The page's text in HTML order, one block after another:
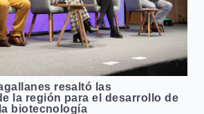
resaltó las
la región para el desarrollo de
biotecnología